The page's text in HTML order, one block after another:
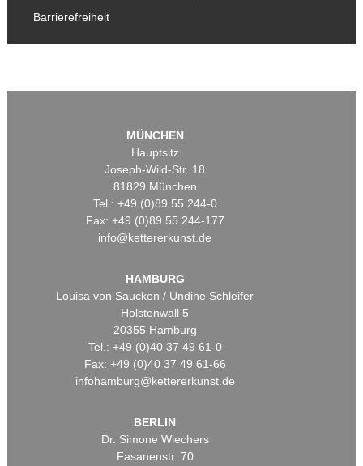
Barrierefreiheit
MÜNCHEN
Hauptsitz
Joseph-Wild-Str. 18
81829 München
Tel.: +49 (0)89 55 244-0
Fax: +49 (0)89 55 244-177
info@kettererkunst.de
HAMBURG
Louisa von Saucken / Undine Schleifer
Holstenwall 5
20355 Hamburg
Tel.: +49 (0)40 37 49 61-0
Fax: +49 (0)40 37 49 61-66
infohamburg@kettererkunst.de
BERLIN
Dr. Simone Wiechers
Fasanenstr. 70